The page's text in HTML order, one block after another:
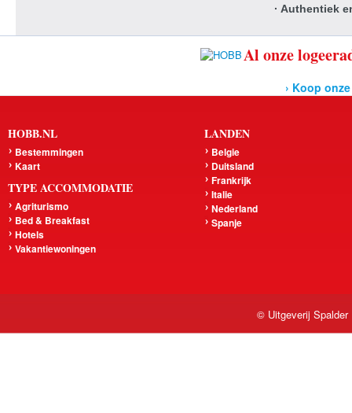
· Authentiek
Al onze
› Koop
HOBB.NL
Bestemmingen
Kaart
TYPE ACCOMMODATIE
Agriturismo
Bed & Breakfast
Hotels
Vakantiewoningen
LANDEN
Belgie
Duitsland
Frankrijk
Italie
Nederland
Spanje
© Uitgeverij